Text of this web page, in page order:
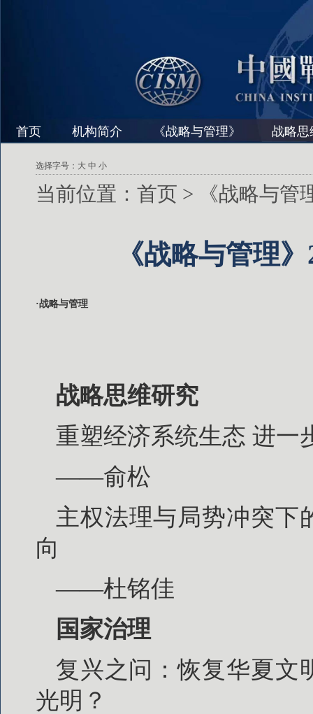
首页 机构简介 《战略与管理》 战略思
选择字号： 大 中 小
当前位置： 首页 > 《战略与管
《战略与管理
·战略与管理
战略思维研究
重塑经济系统生态 进一
——俞松
主权法理与局势冲突
向
——杜铭佳
国家治理
复兴之问：恢复华夏文
光明？